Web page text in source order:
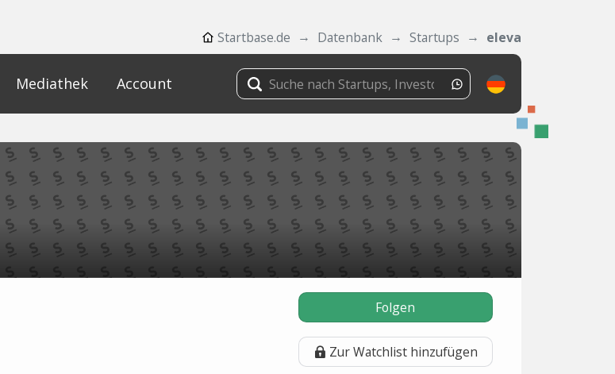
Startbase.de Datenbank Startups eleva
Mediathek Account
Folgen
Zur Watchlist hinzufügen